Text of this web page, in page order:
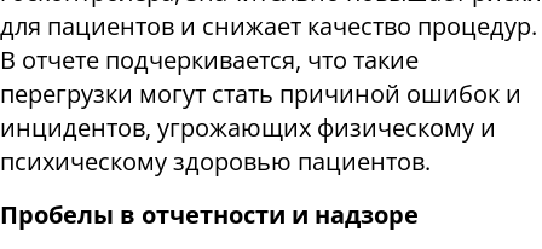
для пациентов и снижает качество процедур.
В отчете подчеркивается, что такие
перегрузки могут стать причиной ошибок и
инцидентов, угрожающих физическому и
психическому здоровью пациентов.
Пробелы в отчетности и надзоре